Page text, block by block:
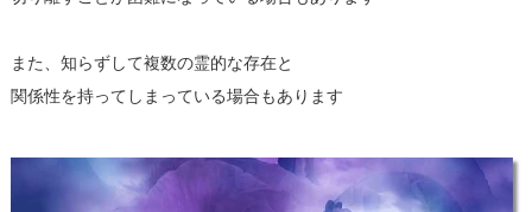
また、知らずして複数の霊的な存在と
関係性を持ってしまっている場合もあります